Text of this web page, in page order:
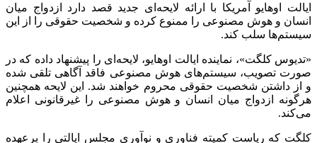
ایالت اوهایو آمریکا با ارائه لایحه‌ای جدید قصد دارد ازدواج میان
انسان و هوش مصنوعی را ممنوع کرده و شخصیت حقوقی را از این
سیستم‌ها سلب کند.
«تدیوس کلگت»، نماینده ایالت اوهایو، لایحه‌ای را پیشنهاد داده که در
صورت تصویب، سیستم‌های هوش مصنوعی فاقد آگاهی تلقی شده
و از داشتن شخصیت حقوقی محروم خواهند شد. این لایحه همچنین
هرگونه ازدواج میان انسان و هوش مصنوعی را غیرقانونی اعلام
می‌کند.
کلگت که ریاست کمیته فناوری و نوآوری مجلس ایالتی را برعهده